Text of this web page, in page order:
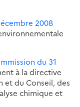
2008
du 31
à la directive
et du Conseil, des
chimique et